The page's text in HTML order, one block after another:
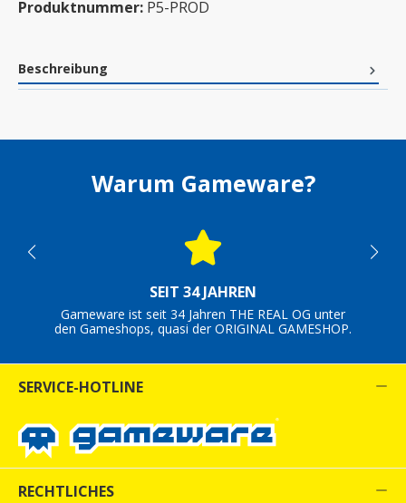
Produktnummer: P5-PROD
Beschreibung
Warum Gameware?
SEIT 34 JAHREN
Gameware ist seit 34 Jahren THE REAL OG unter
den Gameshops, quasi der ORIGINAL GAMESHOP.
SERVICE-HOTLINE
RECHTLICHES